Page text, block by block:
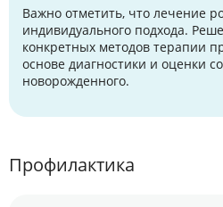
Важно отметить, что лечение
индивидуального подхода.
конкретных методов терапии
основе диагностики и оценки
новорожденного.
Профилактика